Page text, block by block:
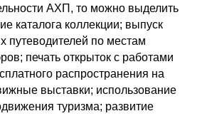
АХП, то можно выделить
каталога коллекции; выпуск
путеводителей по местам
печать открыток с работами
распространения на
выставки; использование
туризма; развитие